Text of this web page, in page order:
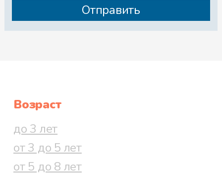
Возраст
до 3 лет
от 3 до 5 лет
от 5 до 8 лет